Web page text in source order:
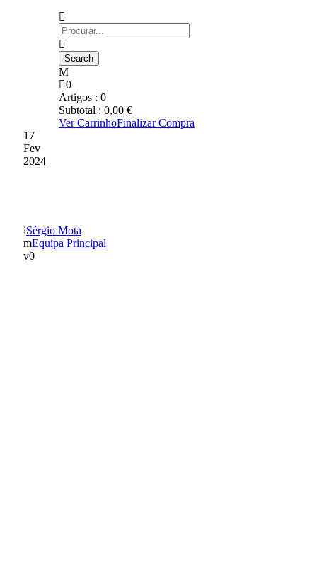
0
Artigos : 0
Subtotal : 0,00 €
Ver CarrinhoFinalizar Compra
17
Fev
2024
Sérgio Mota
Equipa Principal
0